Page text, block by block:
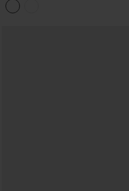
Tasche.